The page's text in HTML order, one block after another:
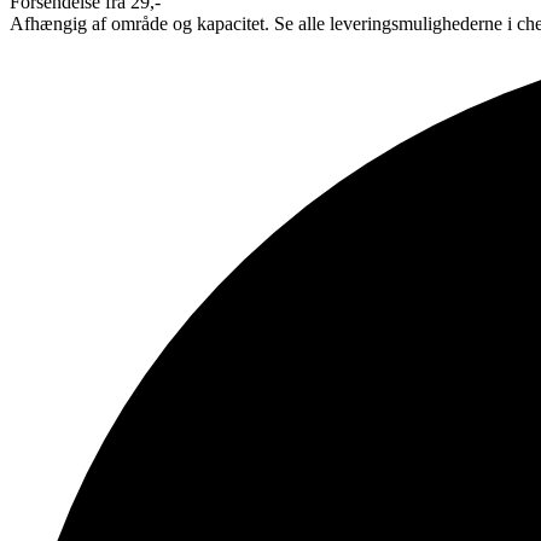
Afhængig af område og kapacitet. Se alle leveringsmulighederne i